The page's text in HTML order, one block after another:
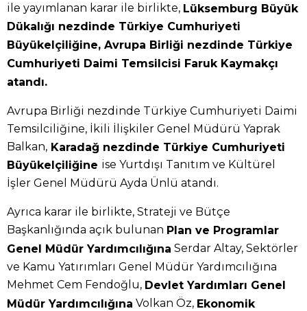
ile yayımlanan karar ile birlikte, Lüksemburg Büyük
Dükalığı nezdinde Türkiye Cumhuriyeti
Büyükelçiliğine, Avrupa Birliği nezdinde Türkiye
Cumhuriyeti Daimi Temsilcisi Faruk Kaymakçı
atandı.
Avrupa Birliği nezdinde Türkiye Cumhuriyeti Daimi
Temsilciliğine, İkili İlişkiler Genel Müdürü Yaprak
Balkan, Karadağ nezdinde Türkiye Cumhuriyeti
Büyükelçiliğine ise Yurtdışı Tanıtım ve Kültürel
İşler Genel Müdürü Ayda Ünlü atandı.
Ayrıca karar ile birlikte, Strateji ve Bütçe
Başkanlığında açık bulunan Plan ve Programlar
Genel Müdür Yardımcılığına Serdar Altay, Sektörler
ve Kamu Yatırımları Genel Müdür Yardımcılığına
Mehmet Cem Fendoğlu, Devlet Yardımları Genel
Müdür Yardımcılığına Volkan Öz, Ekonomik